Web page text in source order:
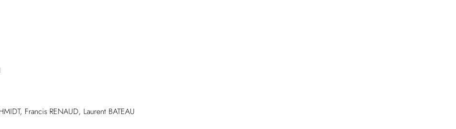
Francis RENAUD, Laurent BATEAU